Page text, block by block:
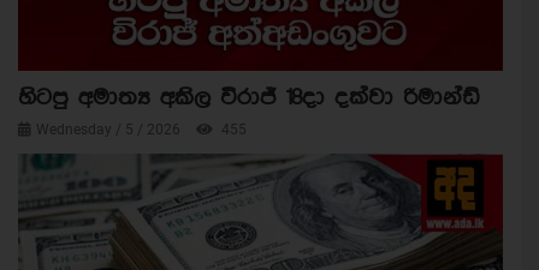
හිටපු අමාත්‍ය අකිල විරාජ් 18දා දක්වා රිමාන්ඩ්
Wednesday / 5 / 2026 455